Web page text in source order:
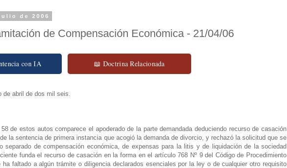
de 2006
de Compensación Económica - 21/04/06
con IA 📖 Doctrina Relacionada
abril de dos mil seis.
de estos autos comparece el apoderado de la parte demandada deduciendo recurso de casación
la sentencia de primera instancia que acogió la demanda de divorcio, y rechazó la solicitud que se
separado de compensación económica, de expensas para la litis y de liquidación de la sociedad
funda el recurso de casación en la forma en el artículo 768 Nº 9 del Código de Procedimiento
faltado a algún trámite o diligencia declarados esenciales por la ley o de cualquier otro requisito